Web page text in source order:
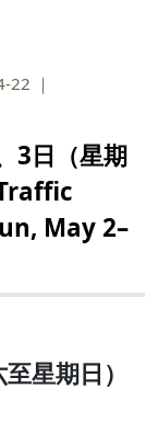
22
3日（星期
May 2–
星期日）